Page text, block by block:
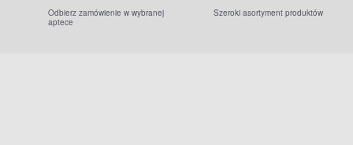
Odbierz zamówienie w wybranej
aptece
Szeroki asortyment produktów